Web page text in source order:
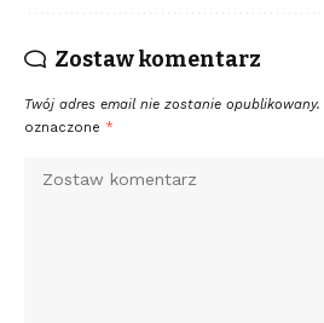
Zostaw komentarz
Twój adres email nie zostanie opublikowany.
oznaczone *